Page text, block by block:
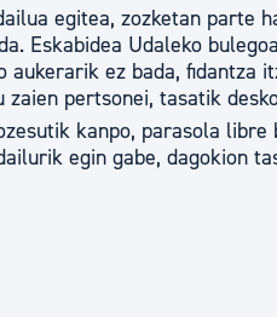
egitea, zozketan parte
Eskabidea Udaleko
aukerarik ez bada, fidantza
zaien pertsonei, tasatik
kanpo, parasola
egin gabe, dagokion